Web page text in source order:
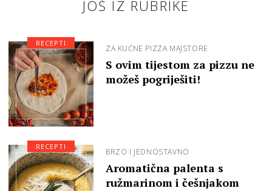
JOŠ IZ RUBRIKE
ZA KUĆNE PIZZA MAJSTORE
S ovim tijestom za pizzu ne
možeš pogriješiti!
RECEPTI
BRZO I JEDNOSTAVNO
Aromatična palenta s
ružmarinom i češnjakom
RECEPTI